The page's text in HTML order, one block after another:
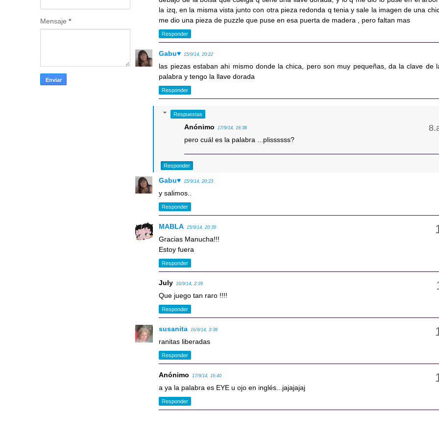
la izq, en la misma vista junto con otra pieza redonda q tenia y sale la imagen de una
me dio una pieza de puzzle que puse en esa puerta de madera , pero faltan mas
Responder
Gabu♥ 15/9/14, 20:22
las piezas estaban ahi mismo donde la chica, pero son muy pequeñas, da la clave de
palabra y tengo la llave dorada
Responder
Respuestas
Anónimo 17/9/14, 16:38
pero cuál es la palabra ...plissssss?
Responder
Gabu♥ 15/9/14, 20:23
y salimos..
Responder
MABLA 15/9/14, 20:39
Gracias Manucha!!!
Estoy fuera
Responder
July 16/9/14, 2:39
Que juego tan raro !!!!
Responder
susanita 16/9/14, 3:38
ranitas liberadas
Responder
Anónimo 17/9/14, 16:40
a ya la palabra es EYE u ojo en inglés...jajajajaj
Responder
Mensaje *